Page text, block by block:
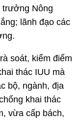
trưởng Nông
lãnh đạo các
soát, kiểm điểm
thác IUU mà
bộ, ngành, địa
khai thác
vừa cấp bách,